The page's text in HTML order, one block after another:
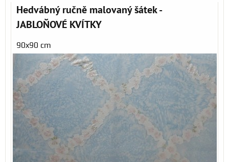
Hedvábný ručně malovaný šátek -
JABLOŇOVÉ KVÍTKY
90x90 cm